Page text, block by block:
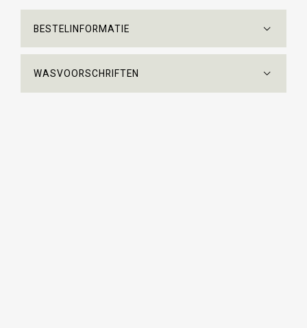
BESTELINFORMATIE
WASVOORSCHRIFTEN